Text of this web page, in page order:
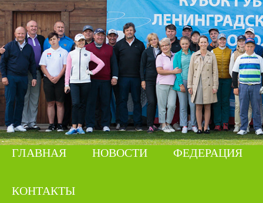
ГЛАВНАЯ НОВОСТИ ФЕДЕРАЦИЯ
КОНТАКТЫ